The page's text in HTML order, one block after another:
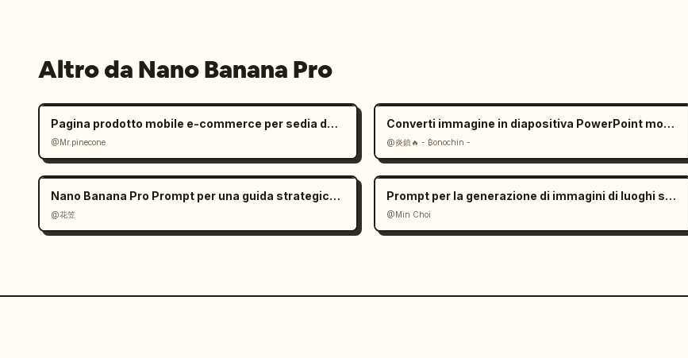
Altro da Nano Banana Pro
Pagina prodotto mobile e-commerce per sedia da ufficio ergonomica
@Mr.pinecone
Converti immagine in diapositiva PowerPoint modificabile: prompt
@炎鎮🔥 - ₿onochin -
Nano Banana Pro Prompt per una guida strategica di gioco
@花笠
Prompt per la generazione di immagini di luoghi storici
@Min Choi